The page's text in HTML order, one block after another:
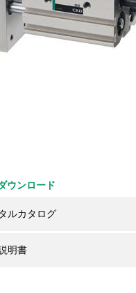
ウンロード
ルカタログ
明書